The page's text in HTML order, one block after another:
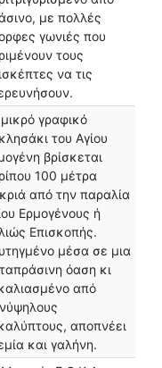
με πολλές
γωνιές που
τους
να τις
γραφικό
του Αγίου
βρίσκεται
100 μέτρα
από την παραλία
Ερμογένους ή
Επισκοπής.
μέσα σε μια
όαση κι
από
αποπνέει
και γαλήνη.